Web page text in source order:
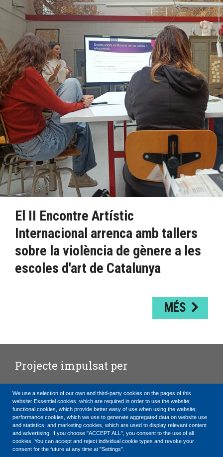
El II Encontre Artístic
Internacional arrenca amb tallers
sobre la violència de gènere a les
escoles d'art de Catalunya
MÉS
Projecte impulsat per
Amb el suport de
We use a selection of our own and third-party cookies on the pages of this
website: Essential cookies, which are required in order to use the website;
functional cookies, which provide better easy of use when using the website;
performance cookies, which we use to generate aggregated data on website use
and statistics; and marketing cookies, which are used to display relevant content
and advertising. If you choose "ACCEPT ALL", you consent to the use of all
cookies. You can accept and reject individual cookie types and revoke your
consent for the future at any time at "Settings".